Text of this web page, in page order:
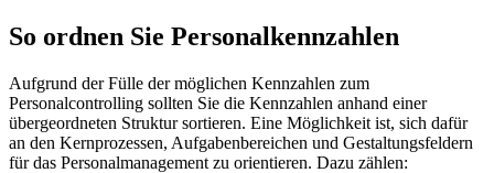
So ordnen Sie Personalkennzahlen
Aufgrund der Fülle der möglichen Kennzahlen zum
Personalcontrolling sollten Sie die Kennzahlen anhand einer
übergeordneten Struktur sortieren. Eine Möglichkeit ist, sich dafür
an den Kernprozessen, Aufgabenbereichen und Gestaltungsfeldern
für das Personalmanagement zu orientieren. Dazu zählen: